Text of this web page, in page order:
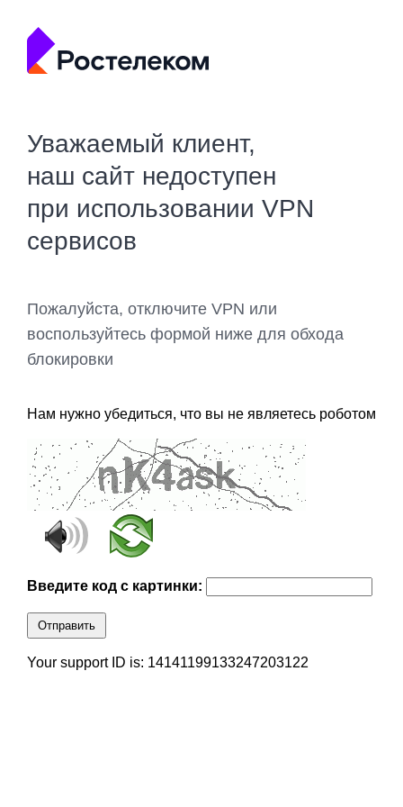
Уважаемый клиент,
наш сайт недоступен
при использовании VPN
сервисов
Пожалуйста, отключите VPN или
воспользуйтесь формой ниже для обхода
блокировки
Нам нужно убедиться, что вы не являетесь роботом
Введите код с картинки:
Отправить
Your support ID is: 14141199133247203122